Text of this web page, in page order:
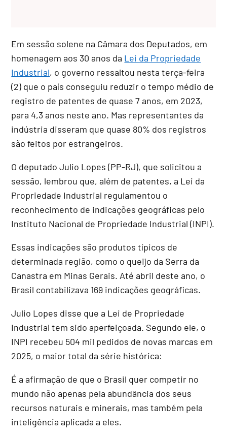
Em sessão solene na Câmara dos Deputados, em
homenagem aos 30 anos da Lei da Propriedade
Industrial, o governo ressaltou nesta terça-feira
(2) que o país conseguiu reduzir o tempo médio de
registro de patentes de quase 7 anos, em 2023,
para 4,3 anos neste ano. Mas representantes da
indústria disseram que quase 80% dos registros
são feitos por estrangeiros.
O deputado Julio Lopes (PP-RJ), que solicitou a
sessão, lembrou que, além de patentes, a Lei da
Propriedade Industrial regulamentou o
reconhecimento de indicações geográficas pelo
Instituto Nacional de Propriedade Industrial (INPI).
Essas indicações são produtos típicos de
determinada região, como o queijo da Serra da
Canastra em Minas Gerais. Até abril deste ano, o
Brasil contabilizava 169 indicações geográficas.
Julio Lopes disse que a Lei de Propriedade
Industrial tem sido aperfeiçoada. Segundo ele, o
INPI recebeu 504 mil pedidos de novas marcas em
2025, o maior total da série histórica:
É a afirmação de que o Brasil quer competir no
mundo não apenas pela abundância dos seus
recursos naturais e minerais, mas também pela
inteligência aplicada a eles.